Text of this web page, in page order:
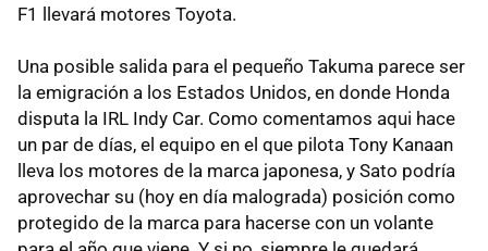
F1 llevará motores Toyota.
Una posible salida para el pequeño Takuma parece ser
la emigración a los Estados Unidos, en donde Honda
disputa la IRL Indy Car. Como comentamos aqui hace
un par de días, el equipo en el que pilota Tony Kanaan
lleva los motores de la marca japonesa, y Sato podría
aprovechar su (hoy en día malograda) posición como
protegido de la marca para hacerse con un volante